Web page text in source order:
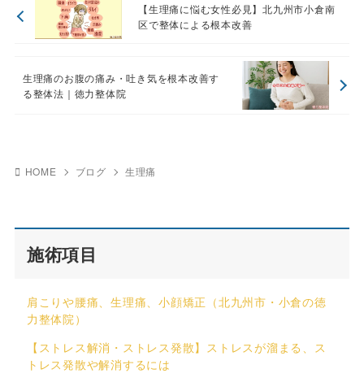
【生理痛に悩む女性必見】北九州市小倉南
区で整体による根本改善
生理痛のお腹の痛み・吐き気を根本改善す
る整体法｜徳力整体院
HOME ブログ 生理痛
施術項目
肩こりや腰痛、生理痛、小顔矯正（北九州市・小倉の徳
力整体院）
【ストレス解消・ストレス発散】ストレスが溜まる、ス
トレス発散や解消するには